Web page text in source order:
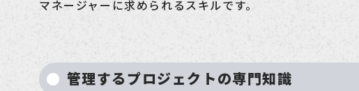
マネージャーに求められるスキルです。
管理するプロジェクトの専門知識